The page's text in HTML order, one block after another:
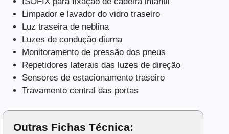
Limpador e lavador do vidro traseiro
Luz traseira de neblina
Luzes de condução diurna
Monitoramento de pressão dos pneus
Repetidores laterais das luzes de direção
Sensores de estacionamento traseiro
Travamento central das portas
Outras Fichas Técnica: